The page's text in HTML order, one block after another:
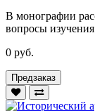
В монографии
вопросы
0 руб.
Предзаказ